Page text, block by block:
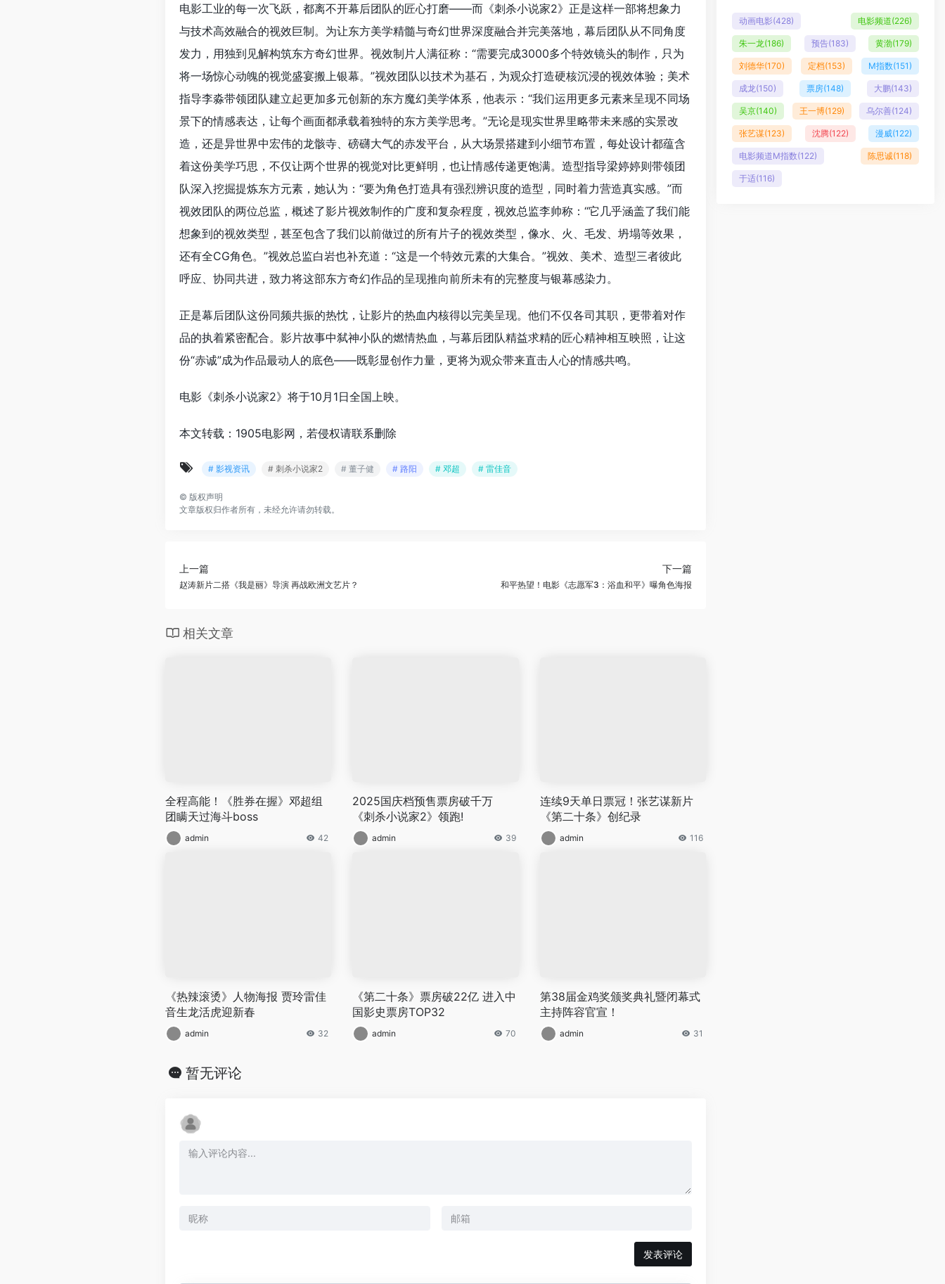
电影工业的每一次飞跃，都离不开幕后团队的匠心打磨——而《刺杀小说家2》正是这样一部将想象力
与技术高效融合的视效巨制。为让东方美学精髓与奇幻世界深度融合并完美落地，幕后团队从不同角度
发力，用独到见解构筑东方奇幻世界。视效制片人满征称：“需要完成3000多个特效镜头的制作，只为
将一场惊心动魄的视觉盛宴搬上银幕。”视效团队以技术为基石，为观众打造硬核沉浸的视效体验；美术
指导李淼带领团队建立起更加多元创新的东方魔幻美学体系，他表示：“我们运用更多元素来呈现不同场
景下的情感表达，让每个画面都承载着独特的东方美学思考。”无论是现实世界里略带未来感的实景改
造，还是异世界中宏伟的龙骸寺、磅礴大气的赤发平台，从大场景搭建到小细节布置，每处设计都蕴含
着这份美学巧思，不仅让两个世界的视觉对比更鲜明，也让情感传递更饱满。造型指导梁婷婷则带领团
队深入挖掘提炼东方元素，她认为：“要为角色打造具有强烈辨识度的造型，同时着力营造真实感。”而
视效团队的两位总监，概述了影片视效制作的广度和复杂程度，视效总监李帅称：“它几乎涵盖了我们能
想象到的视效类型，甚至包含了我们以前做过的所有片子的视效类型，像水、火、毛发、坍塌等效果，
还有全CG角色。”视效总监白岩也补充道：“这是一个特效元素的大集合。”视效、美术、造型三者彼此
呼应、协同共进，致力将这部东方奇幻作品的呈现推向前所未有的完整度与银幕感染力。
正是幕后团队这份同频共振的热忱，让影片的热血内核得以完美呈现。他们不仅各司其职，更带着对作
品的执着紧密配合。影片故事中弑神小队的燃情热血，与幕后团队精益求精的匠心精神相互映照，让这
份“赤诚”成为作品最动人的底色——既彰显创作力量，更将为观众带来直击人心的情感共鸣。
电影《刺杀小说家2》将于10月1日全国上映。
本文转载：1905电影网，若侵权请联系删除
# 影视资讯 # 刺杀小说家2 # 董子健 # 路阳 # 邓超 # 雷佳音
© 版权声明
文章版权归作者所有，未经允许请勿转载。
上一篇
赵涛新片二搭《我是丽》导演 再战欧洲文艺片？
下一篇
和平热望！电影《志愿军3：浴血和平》曝角色海报
相关文章
全程高能！《胜券在握》邓超组
团瞒天过海斗boss
admin 42
2025国庆档预售票房破千万
《刺杀小说家2》领跑!
admin 39
连续9天单日票冠！张艺谋新片
《第二十条》创纪录
admin 116
《热辣滚烫》人物海报 贾玲雷佳
音生龙活虎迎新春
admin 32
《第二十条》票房破22亿 进入中
国影史票房TOP32
admin 70
第38届金鸡奖颁奖典礼暨闭幕式
主持阵容官宣！
admin 31
暂无评论
发表评论
动画电影(428) 电影频道(226)
朱一龙(186) 预告(183) 黄渤(179)
刘德华(170) 定档(153) M指数(151)
成龙(150) 票房(148) 大鹏(143)
吴京(140) 王一博(129) 乌尔善(124)
张艺谋(123) 沈腾(122) 漫威(122)
电影频道M指数(122) 陈思诚(118)
于适(116)